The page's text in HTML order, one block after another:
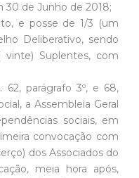
30 de Junho de 2018;
e posse de 1/3 (um
Deliberativo, sendo
Suplentes, com
parágrafo 3º, e 68,
a Assembleia Geral
sociais, em
convocação com
dos Associados do
meia hora após,